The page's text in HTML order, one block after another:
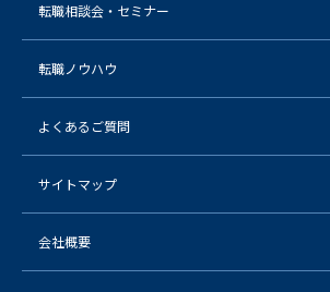
転職相談会・セミナー
転職ノウハウ
よくあるご質問
サイトマップ
会社概要